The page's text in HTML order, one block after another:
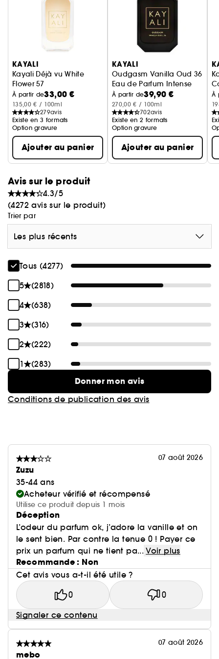
collection met à l'honneur la technique du «
layering » pour créer un parfum qui vous
correspond parfaitement.
KAYALI s'inspire des richesses du Moyen-Orient,
une culture réputée pour son raffinement et sa
simplicité. Ce parfum offre un potentiel infini de
combinaisons pour refléter la richesse de votre
personnalité. Quatre parfums. Une centaine
d'accords. Un million de « mood ».
Ignorer le carrousel produits
KAYALI
Kayali Déjà vu White
Flower 57
Eau de parfum
À partir de33,00 €
135,00 € / 100ml
279avis
Existe en 3 formats
Option gravure
Ajouter au panier
KAYALI
Oudgasm Vanilla Oud 36
Eau de Parfum Intense
À partir de39,90 €
270,00 € / 100ml
702avis
Existe en 2 formats
Option gravure
Ajouter au panier
À
Avis sur le produit
4.3/5
(4272 avis sur le produit)
Trier par
Les plus récents
Tous (4277)
5
(2818)
4
(638)
3
(316)
2
(222)
1
(283)
Donner mon avis
Conditions de publication des avis
07 août 2026
Zuzu
35-44 ans
Acheteur vérifié et récompensé
Utilise ce produit depuis 1 mois
Déception
L’odeur du parfum ok, j’adore la vanille et on
le sent bien. Par contre la tenue 0 ! Payer ce
prix un parfum qui ne tient pa... Voir plus
Recommande : Non
Cet avis vous a-t-il été utile ?
0 0
Signaler ce contenu
07 août 2026
mebo